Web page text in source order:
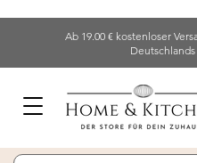
Ab 19.00 € kostenloser
Deutschlands